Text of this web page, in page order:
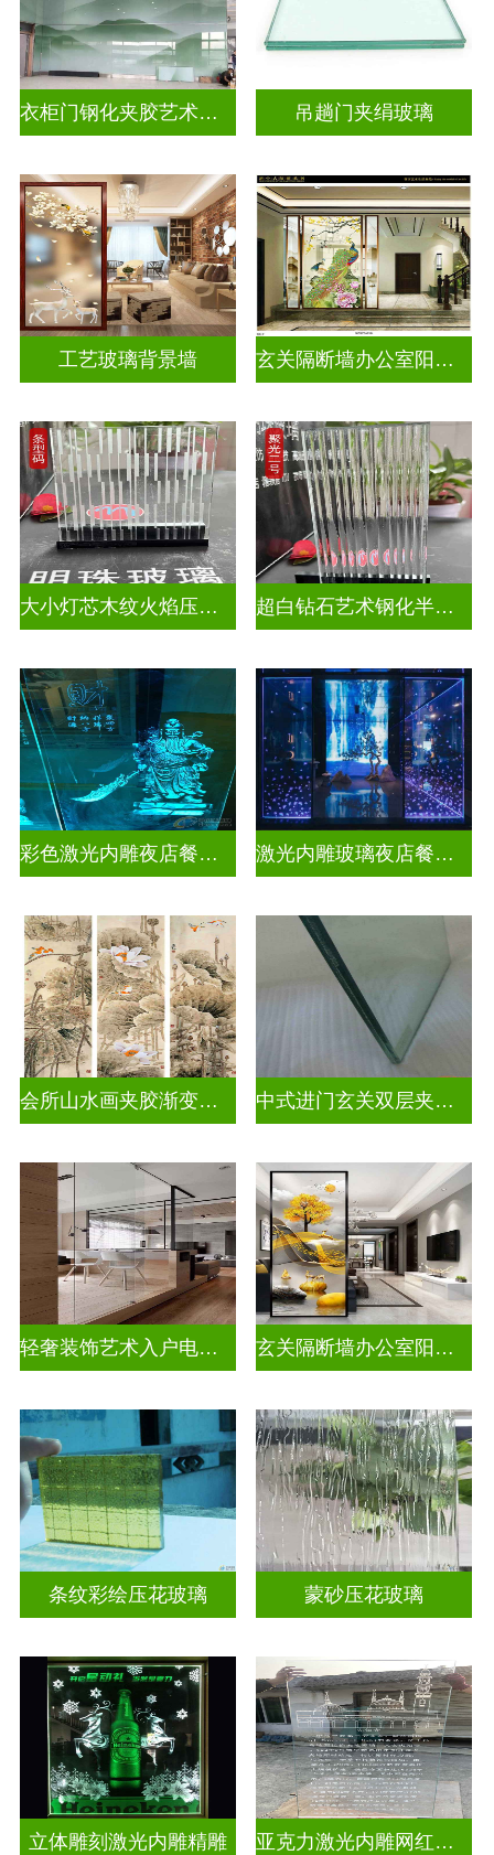
衣柜门钢化夹胶艺术玻璃 吊趟门夹绢玻璃
工艺玻璃背景墙 玄关隔断墙办公室阳台挡门山水画背景墙玻璃
大小灯芯木纹火焰压花玻璃 超白钻石艺术钢化半透明压花玻璃
彩色激光内雕夜店餐厅装饰 激光内雕玻璃夜店餐厅装饰
会所山水画夹胶渐变玻璃 中式进门玄关双层夹娟玻璃
轻奢装饰艺术入户电视玻璃背景墙 玄关隔断墙办公室阳台挡门玻璃背景墙
条纹彩绘压花玻璃 蒙砂压花玻璃
立体雕刻激光内雕精雕 亚克力激光内雕网红打卡背景